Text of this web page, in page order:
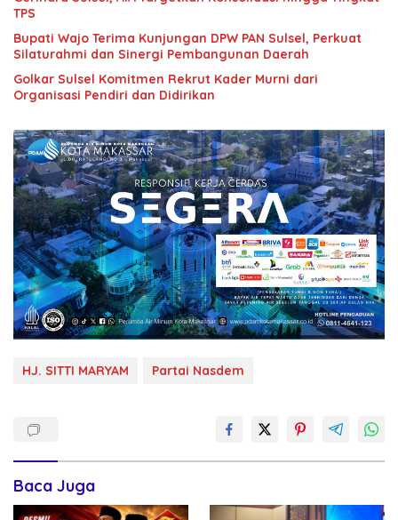
TPS
Bupati Wajo Terima Kunjungan DPW PAN Sulsel, Perkuat
Silaturahmi dan Sinergi Pembangunan Daerah
Golkar Sulsel Komitmen Rekrut Kader Murni dari
Organisasi Pendiri dan Didirikan
HJ. SITTI MARYAM Partai Nasdem
Baca Juga